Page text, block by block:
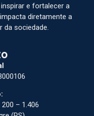
e fortalecer a
diretamente a
da sociedade.
– 1.406